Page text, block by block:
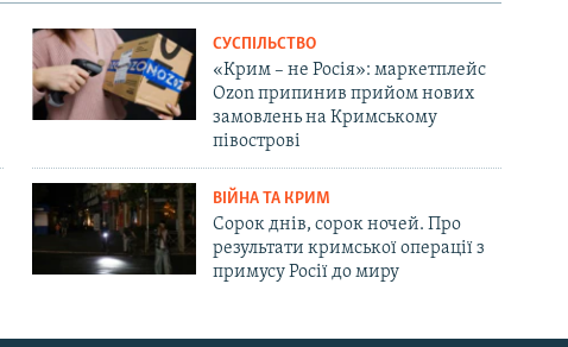
СУСПІЛЬСТВО
«Крим – не Росія»: маркетплейс
Ozon припинив прийом нових
замовлень на Кримському
півострові
ВІЙНА ТА КРИМ
Сорок днів, сорок ночей. Про
результати кримської операції з
примусу Росії до миру